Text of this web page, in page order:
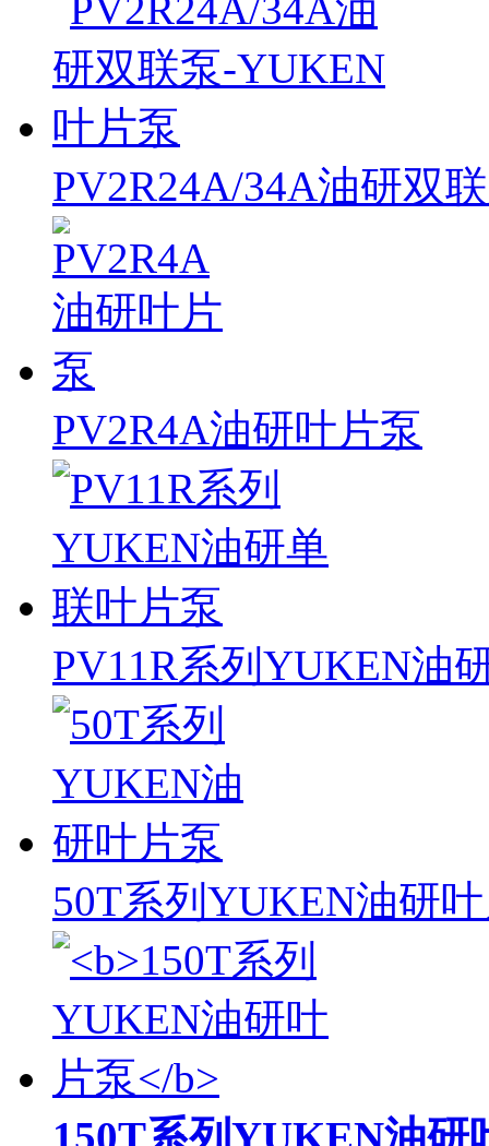
PV2R24A/34A油研双
PV2R4A油研叶片泵
PV11R系列YUKEN油
50T系列YUKEN油研
150T系列YUKEN油研